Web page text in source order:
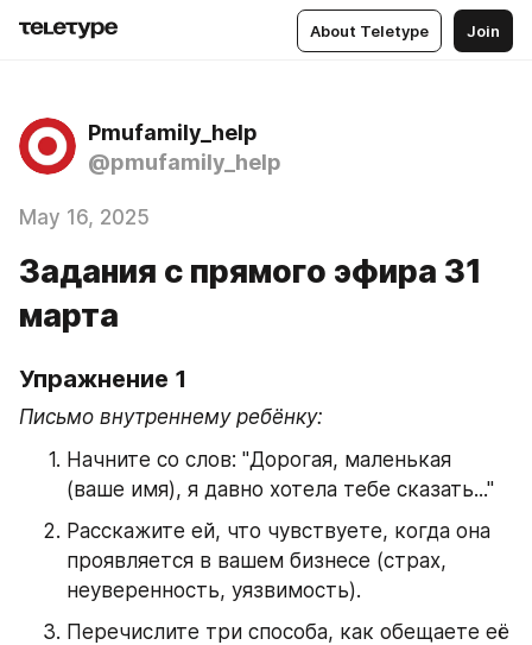
About Teletype Join
Pmufamily_help
@pmufamily_help
May 16, 2025
Задания с прямого эфира 31
марта
Упражнение 1
Письмо внутреннему ребёнку:
Начните со слов: "Дорогая, маленькая
(ваше имя), я давно хотела тебе сказать..."
Расскажите ей, что чувствуете, когда она
проявляется в вашем бизнесе (страх,
неуверенность, уязвимость).
Перечислите три способа, как обещаете её